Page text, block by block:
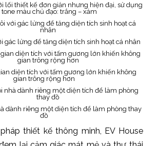
lối thiết kế đơn giản nhưng hiện đại, sử dụng
tone màu chủ đạo: trắng – xám
gác lửng để tăng diện tích sinh hoạt cá nhân
diện tích với tấm gương lớn khiến không
gian trông rộng hơn
dành riêng một diện tích để làm phòng thay
đồ
thiết kế thông minh, EV House